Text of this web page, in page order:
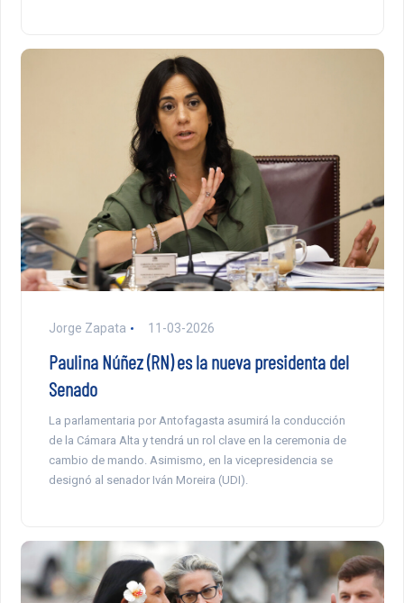
Jorge Zapata 11-03-2026
Paulina Núñez (RN) es la nueva presidenta del
Senado
La parlamentaria por Antofagasta asumirá la conducción
de la Cámara Alta y tendrá un rol clave en la ceremonia de
cambio de mando. Asimismo, en la vicepresidencia se
designó al senador Iván Moreira (UDI).